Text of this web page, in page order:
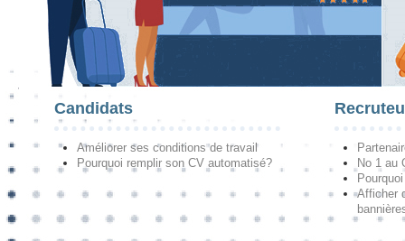
Candidats
Améliorer ses conditions de travail
Pourquoi remplir son CV automatisé?
No 1 au
Afficher